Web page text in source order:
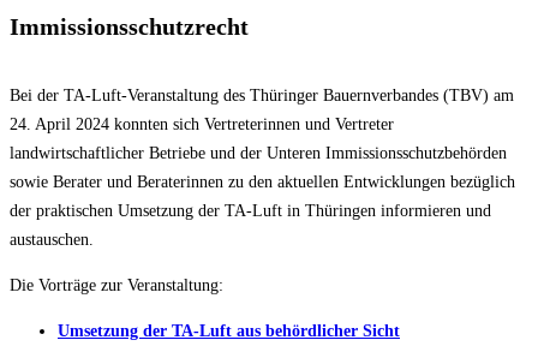
Immissionsschutzrecht
Bei der TA-Luft-Veranstaltung des Thüringer Bauernverbandes (TBV) am
24. April 2024 konnten sich Vertreterinnen und Vertreter
landwirtschaftlicher Betriebe und der Unteren Immissionsschutzbehörden
sowie Berater und Beraterinnen zu den aktuellen Entwicklungen bezüglich
der praktischen Umsetzung der TA-Luft in Thüringen informieren und
austauschen.
Die Vorträge zur Veranstaltung:
Umsetzung der TA-Luft aus behördlicher Sicht